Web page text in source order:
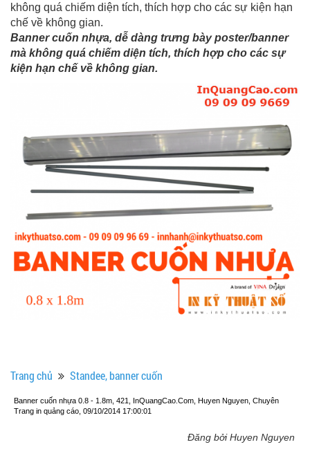
không quá chiếm diện tích, thích hợp cho các sự kiện hạn
chế về không gian.
Banner cuốn nhựa, dễ dàng trưng bày poster/banner
mà không quá chiếm diện tích, thích hợp cho các sự
kiện hạn chế về không gian.
Trang chủ Standee, banner cuốn
Banner cuốn nhựa 0.8 - 1.8m, 421, InQuangCao.Com, Huyen Nguyen, Chuyên
Trang in quảng cáo, 09/10/2014 17:00:01
Đăng bởi Huyen Nguyen